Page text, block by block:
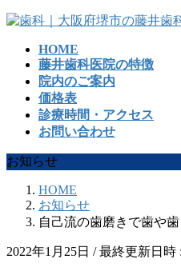
コ
ッ
プ
ナ
移
動
HOME
藤井歯科医院の特徴
院内のご案内
価格表
診療時間・アクセス
お問い合わせ
お知らせ
HOME
お知らせ
自己流の歯磨きで歯や
2022年1月25日 / 最終更新日時 :